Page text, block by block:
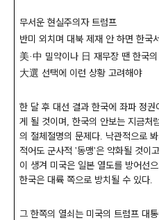
무서운 현실주의자 트럼프
반미 외치며 대북 제재 안 하면 한국
美·中 밀약이나 日 재무장 땐 한국
大選 선택에 이런 상황 고려해야
한 달 후 대선 결과 한국에 좌파 정권
게 될 것이며 , 한국의 안보는 지금처
의 절체절명의 문제다. 낙관적으로
적어도 군사적 '동맹'은 약화될 것이
이 생겨 미국은 일본 열도를 방어선
한국은 대륙 쪽으로 방치될 수 있다.
그 한쪽의 열쇠는 미국의 트럼프 대